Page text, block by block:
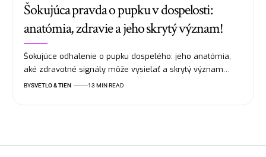
Šokujúca pravda o pupku v dospelosti:
anatómia, zdravie a jeho skrytý význam!
Šokujúce odhalenie o pupku dospelého: jeho anatómia,
aké zdravotné signály môže vysielať a skrytý význam…
BYSVETLO & TIEN 13 MIN READ